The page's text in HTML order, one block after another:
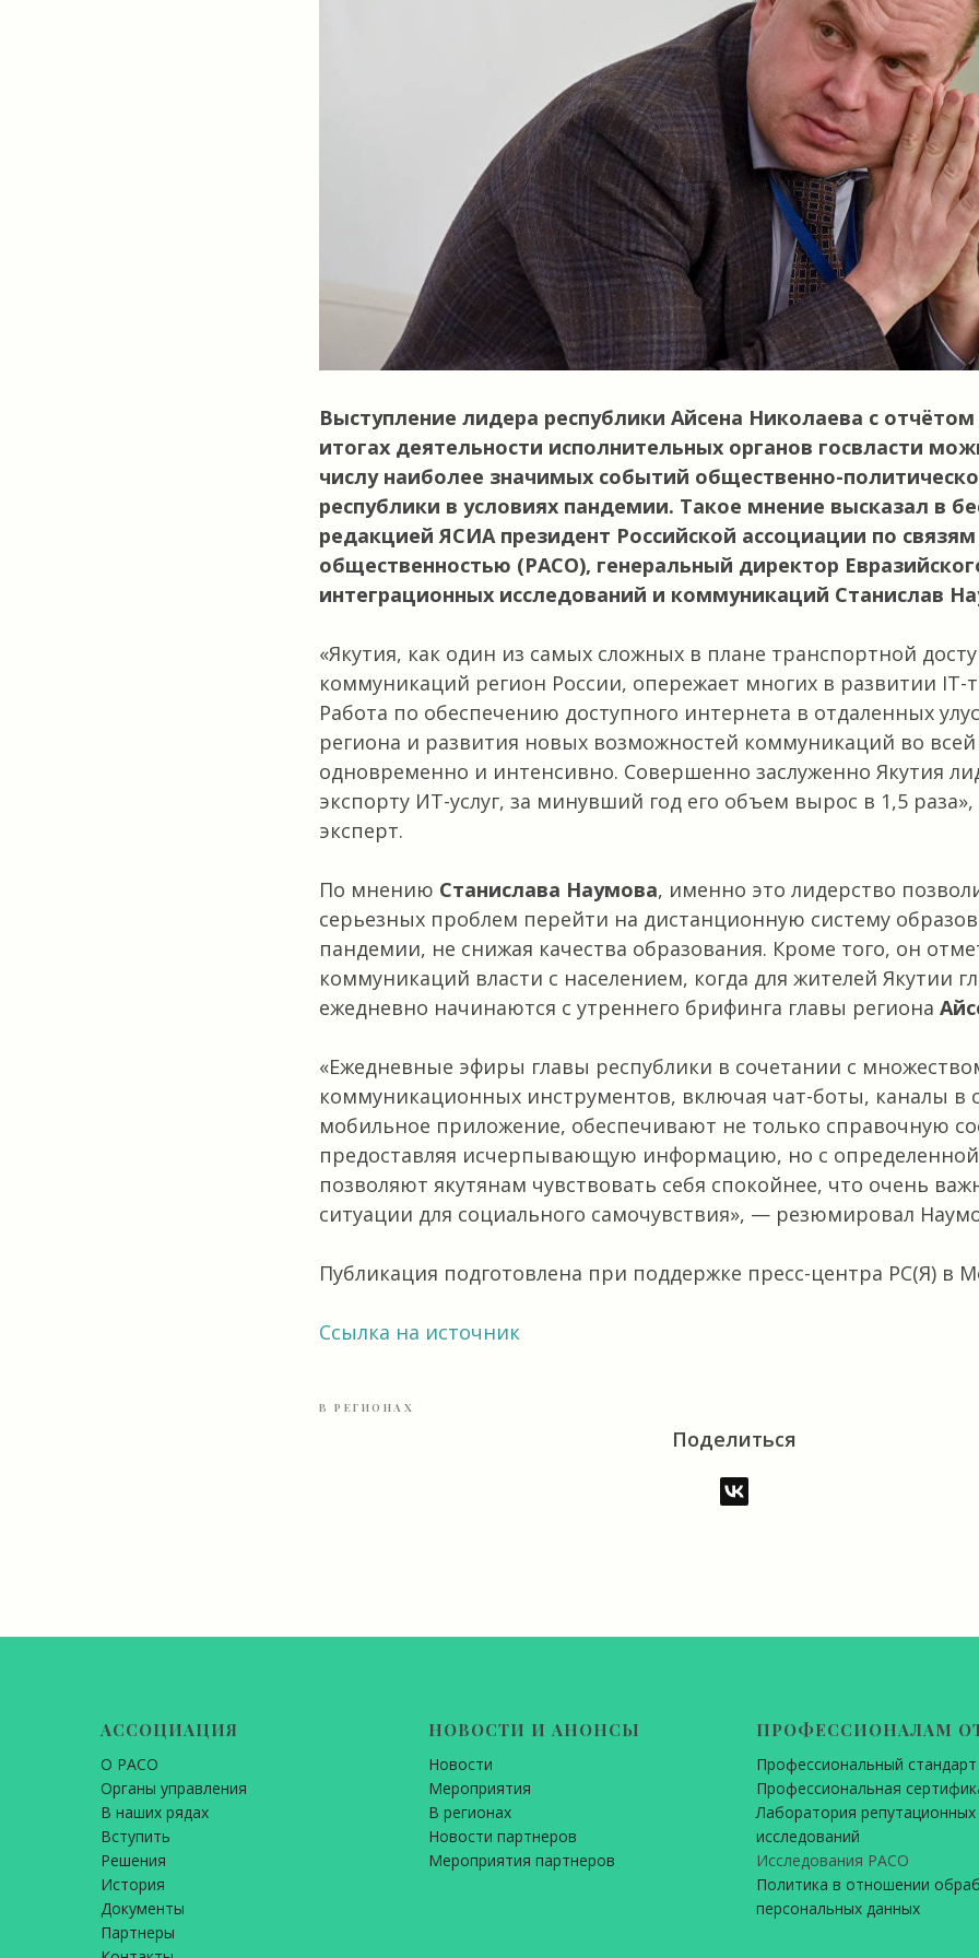
Выступление лидера республики Айсена Николаева с
итогах деятельности исполнительных органов госвласти
числу наиболее значимых событий общественно-
республики в условиях пандемии. Такое мнение высказал в
редакцией ЯСИА президент Российской ассоциации по связям
общественностью (РАСО), генеральный директор
интеграционных исследований и коммуникаций Станислав
«Якутия, как один из самых сложных в плане транспортной
коммуникаций регион России, опережает многих в развитии IT-
Работа по обеспечению доступного интернета в отдаленных
региона и развития новых возможностей коммуникаций во всей
одновременно и интенсивно. Совершенно заслуженно Якутия
экспорту ИТ-услуг, за минувший год его объем вырос в 1,5 раза»,
эксперт.
По мнению Станислава Наумова, именно это лидерство
серьезных проблем перейти на дистанционную систему
пандемии, не снижая качества образования. Кроме того, он
коммуникаций власти с населением, когда для жителей Якутии
ежедневно начинаются с утреннего брифинга главы региона
«Ежедневные эфиры главы республики в сочетании с
коммуникационных инструментов, включая чат-боты, каналы в
мобильное приложение, обеспечивают не только справочную
предоставляя исчерпывающую информацию, но с
позволяют якутянам чувствовать себя спокойнее, что очень
ситуации для социального самочувствия», — резюмировал
Публикация подготовлена при поддержке пресс-центра РС(Я) в
Ссылка на источник
В РЕГИОНАХ
Поделиться
АССОЦИАЦИЯ
О РАСО
Органы управления
В наших рядах
Вступить
Решения
История
Документы
Партнеры
НОВОСТИ И АНОНСЫ
Новости
Мероприятия
В регионах
Новости партнеров
Мероприятия партнеров
ПРОФЕССИОНАЛАМ
Профессиональный стандарт
Профессиональная
Лаборатория репутационных
исследований
Исследования РАСО
Политика в отношении
персональных данных